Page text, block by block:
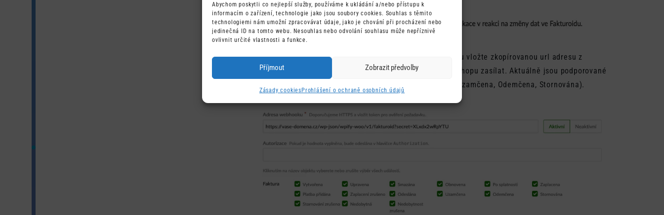
Abychom poskytli co nejlepší služby, používáme k ukládání a/nebo přístupu k
informacím o zařízení, technologie jako jsou soubory cookies. Souhlas s těmito
technologiemi nám umožní zpracovávat údaje, jako je chování při procházení nebo
jedinečná ID na tomto webu. Nesouhlas nebo odvolání souhlasu může nepříznivě
ovlivnit určité vlastnosti a funkce.
Příjmout Zobrazit předvolby
Zásady cookiesProhlášení o ochraně osobních údajů
Klikněte na tlačítko „Nový webhook“. Do adresy webhooku vložte zkopírovanou url adresu z
nastavení. A vyberte si akce, které se mají do vašeho e-shopu zasílat. Aktuálně jsou podporované
akce nad fakturou (Po splatnosti, Zaplacena, Odeslána, Uzamčena, Odemčena, Stornována).